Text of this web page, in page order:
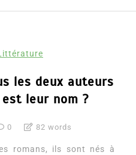
les deux auteurs
leur nom ?
0 82 words
romans, ils sont nés à